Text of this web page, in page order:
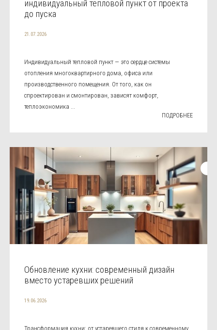
индивидуальный тепловой пункт от проекта
до пуска
21.07.2026
Индивидуальный тепловой пункт — это сердце системы
отопления многоквартирного дома, офиса или
производственного помещения. От того, как он
спроектирован и смонтирован, зависят комфорт,
теплоэкономика ...
ПОДРОБНЕЕ
Обновление кухни: современный дизайн
вместо устаревших решений
19.06.2026
Трансформация кухни: от устаревшего стиля к современному